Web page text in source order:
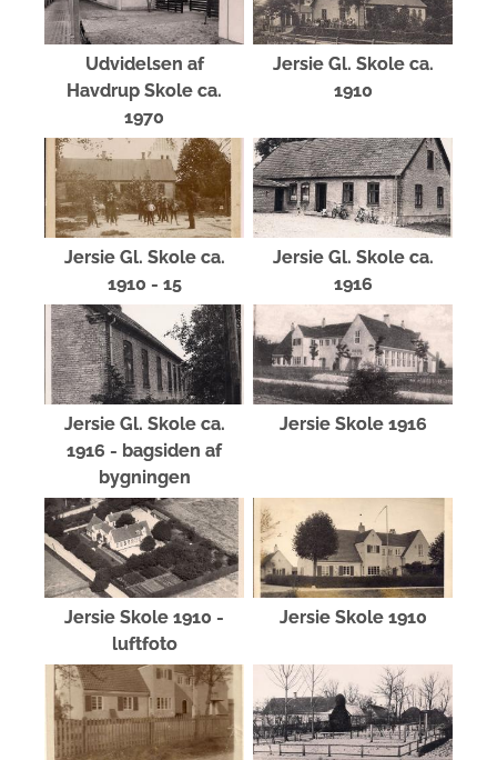
Udvidelsen af
Havdrup Skole ca.
1970
Jersie Gl. Skole ca.
1910
Jersie Gl. Skole ca.
1910 - 15
Jersie Gl. Skole ca.
1916
Jersie Gl. Skole ca.
1916 - bagsiden af
bygningen
Jersie Skole 1916
Jersie Skole 1910 -
luftfoto
Jersie Skole 1910